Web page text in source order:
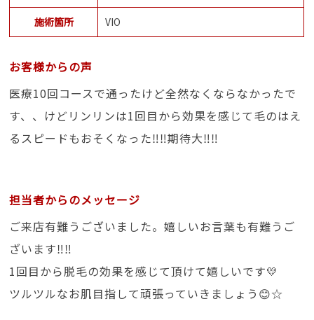
施術箇所 VIO
お客様からの声
医療10回コースで通ったけど全然なくならなかったで
す、、けどリンリンは1回目から効果を感じて毛のはえ
るスピードもおそくなった‼‼期待大‼‼
担当者からのメッセージ
ご来店有難うございました。嬉しいお言葉も有難うご
ざいます‼‼
1回目から脱毛の効果を感じて頂けて嬉しいです💛
ツルツルなお肌目指して頑張っていきましょう😊☆